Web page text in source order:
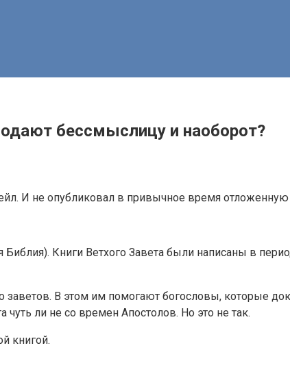
бессмыслицу и наоборот?
И не опубликовал в привычное время отложенную
Книги Ветхого Завета были написаны в
заветов. В этом им помогают богословы, которые
ли не со времен Апостолов. Но это не так.
книгой.